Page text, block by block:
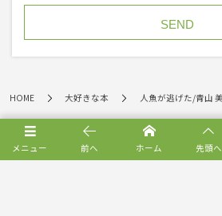
HOME 大好きな本 人魚が逃げた/青山
メニュー 前へ ホーム 先頭へ